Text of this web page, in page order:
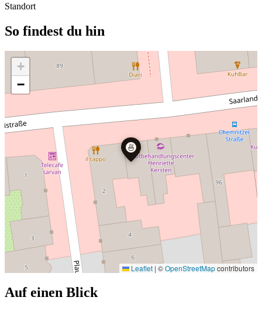
Standort
So findest du hin
🍜
+
−
Leaflet | ©OpenStreetMapcontributors
Auf einen Blick